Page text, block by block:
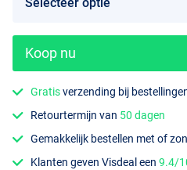
Koop nu
Gratisverzending bij
Retourtermijn van 50 dagen
Gemakkelijk bestellen met of
Klanten geven Visdeal een9.4/